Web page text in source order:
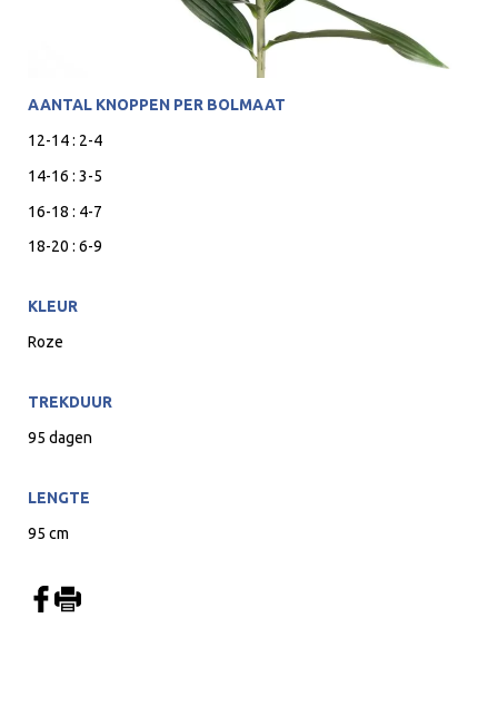
AANTAL KNOPPEN PER BOLMAAT
12-14 : 2-4
14-16 : 3-5
16-18 : 4-7
18-20 : 6-9
KLEUR
Roze
TREKDUUR
95 dagen
LENGTE
95 cm